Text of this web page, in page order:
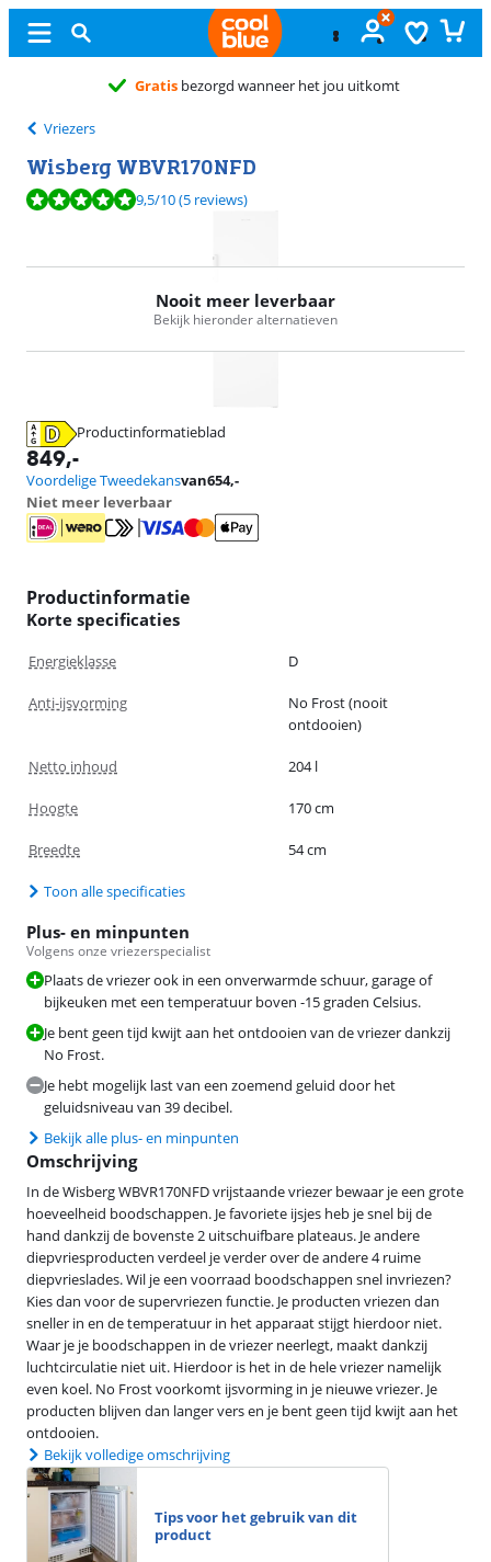
wanneer het jou uitkomt
Vriezers
Wisberg WBVR170NFD
Beoordeling is 9,5 van de 10, gebaseerd op 5 reviews.
9,5/10(5 reviews)
Nooit meer leverbaar
Bekijk hieronder alternatieven
Productinformatieblad
opent in nieuw tabblad
849,-
Voordelige Tweedekansvan654,-
Niet meer leverbaar
Productinformatie
Korte specificaties
Energieklasse D
Anti-ijsvorming
No Frost (nooit
ontdooien)
Netto inhoud 204 l
Hoogte 170 cm
Breedte 54 cm
Toon alle specificaties
Plus- en minpunten
Volgens onze vriezerspecialist
Plaats de vriezer ook in een onverwarmde schuur, garage of
bijkeuken met een temperatuur boven -15 graden Celsius.
Je bent geen tijd kwijt aan het ontdooien van de vriezer dankzij
No Frost.
Je hebt mogelijk last van een zoemend geluid door het
geluidsniveau van 39 decibel.
Bekijk alle plus- en minpunten
Omschrijving
In de Wisberg WBVR170NFD vrijstaande vriezer bewaar je een grote
hoeveelheid boodschappen. Je favoriete ijsjes heb je snel bij de
hand dankzij de bovenste 2 uitschuifbare plateaus. Je andere
diepvriesproducten verdeel je verder over de andere 4 ruime
diepvrieslades. Wil je een voorraad boodschappen snel invriezen?
Kies dan voor de supervriezen functie. Je producten vriezen dan
sneller in en de temperatuur in het apparaat stijgt hierdoor niet.
Waar je je boodschappen in de vriezer neerlegt, maakt dankzij
luchtcirculatie niet uit. Hierdoor is het in de hele vriezer namelijk
even koel. No Frost voorkomt ijsvorming in je nieuwe vriezer. Je
producten blijven dan langer vers en je bent geen tijd kwijt aan het
ontdooien.
Bekijk volledige omschrijving
Tips voor het gebruik van dit
product